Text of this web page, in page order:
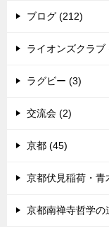
ブログ (212)
ライオンズクラブ
ラグビー (3)
交流会 (2)
京都 (45)
京都伏見稲荷・青
京都南禅寺哲学の